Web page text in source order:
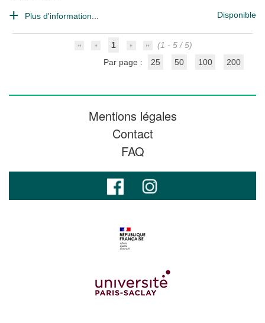
Plus d'information... Disponible
1
(1 - 5 / 5)
Par page :
25 50 100 200
Mentions légales
Contact
FAQ